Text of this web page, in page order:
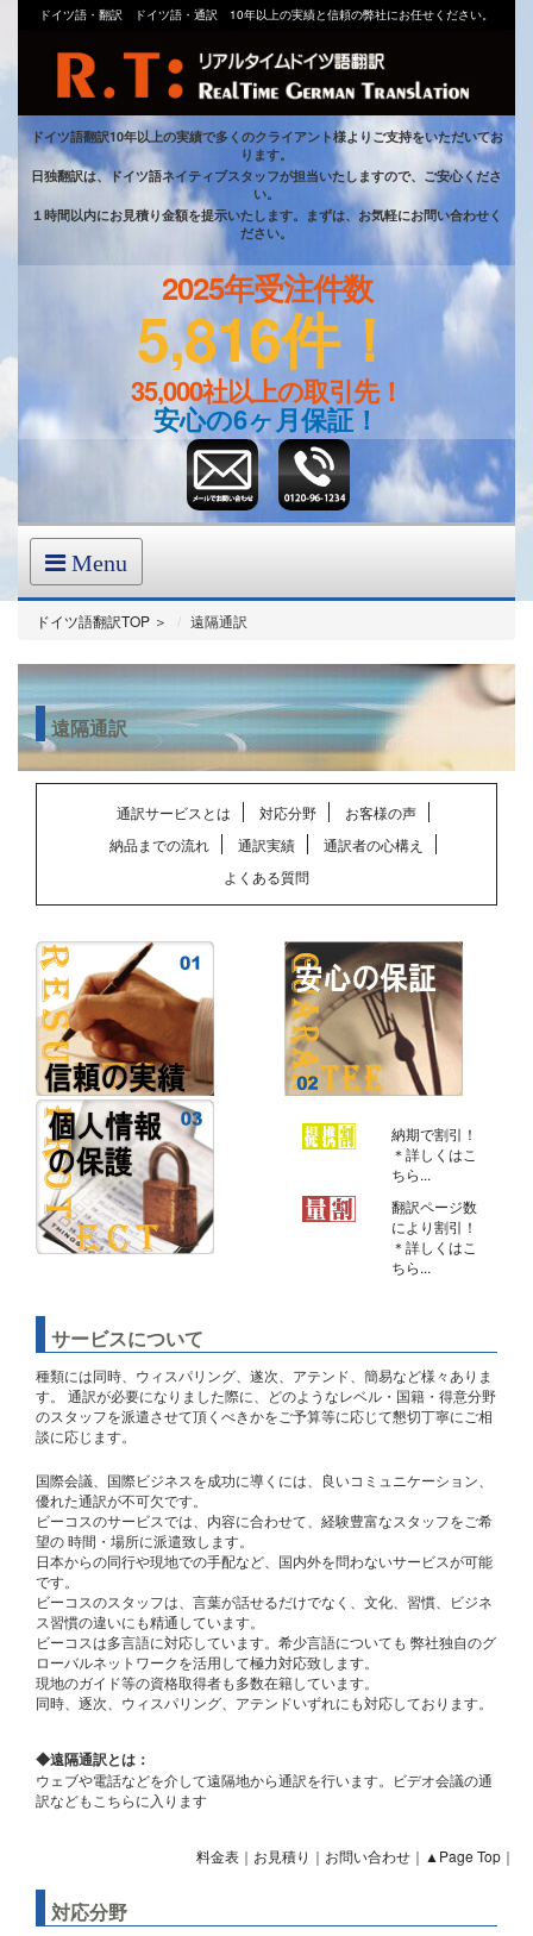
ドイツ語・翻訳 ドイツ語・通訳 10年以上の実績と信頼の弊社にお任せください。
ドイツ語翻訳10年以上の実績で多くのクライアント様よりご支持をいただいてお
ります。
日独翻訳は、ドイツ語ネイティブスタッフが担当いたしますので、ご安心くださ
い。
１時間以内にお見積り金額を提示いたします。まずは、お気軽にお問い合わせく
ださい。
2025年受注件数
5,816件！
35,000社以上の取引先！
安心の6ヶ月保証！
Menu
ドイツ語翻訳TOP ＞ 遠隔通訳
遠隔通訳
通訳サービスとは 対応分野
お客様の声
納品までの流れ
通訳実績
通訳者の心構え
よくある質問
納期で割引！
＊詳しくはこ
ちら...
翻訳ページ数
により割引！
＊詳しくはこ
ちら...
サービスについて
種類には同時、ウィスパリング、遂次、アテンド、簡易など様々ありま
す。 通訳が必要になりました際に、どのようなレベル・国籍・得意分野
のスタッフを派遣させて頂くべきかをご予算等に応じて懇切丁寧にご相
談に応じます。
国際会議、国際ビジネスを成功に導くには、良いコミュニケーション、
優れた通訳が不可欠です。
ビーコスのサービスでは、内容に合わせて、経験豊富なスタッフをご希
望の 時間・場所に派遣致します。
日本からの同行や現地での手配など、国内外を問わないサービスが可能
です。
ビーコスのスタッフは、言葉が話せるだけでなく、文化、習慣、ビジネ
ス習慣の違いにも精通しています。
ビーコスは多言語に対応しています。希少言語についても 弊社独自のグ
ローバルネットワークを活用して極力対応致します。
現地のガイド等の資格取得者も多数在籍しています。
同時、逐次、ウィスパリング、アテンドいずれにも対応しております。
◆遠隔通訳とは：
ウェブや電話などを介して遠隔地から通訳を行います。ビデオ会議の通
訳などもこちらに入ります
料金表 ｜ お見積り ｜ お問い合わせ ｜ ▲Page Top ｜
対応分野